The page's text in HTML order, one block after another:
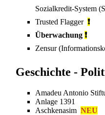
Sozialkredit-System
Trusted Flagger ❗
Überwachung ❗
Zensur
Geschichte -
Amadeu Antonio
Anlage 1391
Aschkenasim NEU